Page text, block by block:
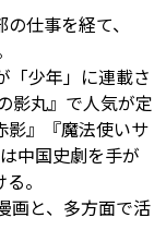
仕事を経て、
「少年」に連載さ
影丸』で人気が定
影』『魔法使いサ
中国史劇を手が
。
画と、多方面で活